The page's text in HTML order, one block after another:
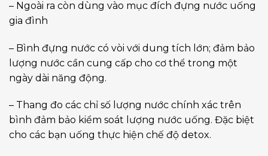
– Ngoài ra còn dùng vào mục đích đựng nước uống
gia đình
– Bình đựng nước có vòi với dung tích lớn; đảm bảo
lượng nước cần cung cấp cho cơ thể trong một
ngày dài năng động.
– Thang đo các chỉ số lượng nước chính xác trên
bình đảm bảo kiểm soát lượng nước uống. Đặc biệt
cho các bạn uống thực hiện chế độ detox.